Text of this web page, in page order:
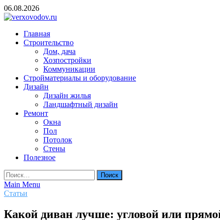
Skip
to
06.08.2026
verxovodov.ru
Ремонт и строительство
Главная
Строительство
Дом, дача
Хозпостройки
Коммуникации
Стройматериалы и оборудование
Дизайн
Дизайн жилья
Ландшафтный дизайн
Ремонт
Окна
Пол
Потолок
Стены
Полезное
Найти:
Main Menu
Статьи
Какой диван лучше: угловой или